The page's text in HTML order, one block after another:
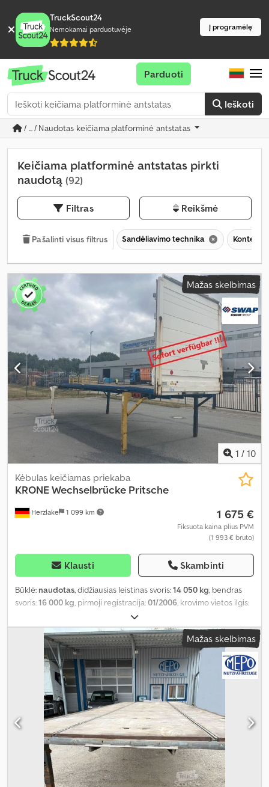
TruckScout24
Nemokamai parduotuvėje Į programėlę
Ieškoti
Parduoti
/ ... / Naudotas keičiama platforminė antstatas
Keičiama platforminė antstatas pirkti
naudotą (92)
Filtras Reikšmė
Pašalinti visus filtrus Sandėliavimo technika
Mažas skelbimas
1 / 10
Herzlake 1 099 km
Kėbulas keičiamas priekaba
KRONEWechselbrücke Pritsche
1 675 €
Fiksuota kaina plius PVM
(1 993 € bruto)
Klausti Skambinti
Būklė: naudotas, didžiausias leistinas svoris:14 050 kg, bendras
svoris:16 000 kg, pirmoji registracija:01/2006, krovimo vietos ilgis:
, krovinių skyriaus plotis:
aukštis:2 525 mm, bendras ilgis:7 450 mm, bendras plotis:2 550
, bendras aukštis:2 750 mm, Gamybos metai:2006,
Mažas skelbimas